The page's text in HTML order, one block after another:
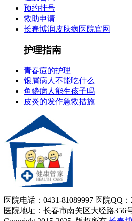
预约挂号
救助申请
长春博润皮肤病医院官网
护理指南
青春痘的护理
银屑病人不能吃什么
鱼鳞病人能生孩子吗
皮炎的发作急救措施
医院电话：0431-81089997 医院QQ：
医院地址：长春市南关区大经路356